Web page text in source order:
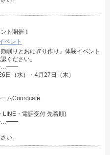
ト開催！
ベント
削りとおにぎり作り』体験イベント
ください。
日（水）・4月27日（木）
ムConrocafe
LINE・電話受付 先着順)
い。